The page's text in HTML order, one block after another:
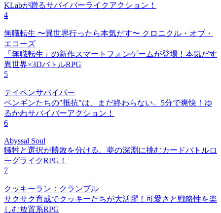
KLabが贈るサバイバーライクアクション！
4
無職転生 〜異世界行ったら本気だす〜 クロニクル・オブ・
エコーズ
「無職転生」の新作スマートフォンゲームが登場！本気だす
異世界×3DバトルRPG
5
テイペンサバイバー
ペンギンたちの"抵抗"は、まだ終わらない。5分で爽快！ゆ
るかわサバイバーアクション！
6
Abyssal Soul
犠牲と選択が勝敗を分ける。夢の深淵に挑むカードバトルロ
ーグライクRPG！
7
クッキーラン：クランブル
サクサク育成でクッキーたちが大活躍！可愛さと戦略性を楽
しむ放置系RPG